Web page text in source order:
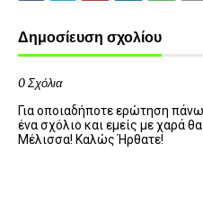
Δημοσίευση σχολίου
0 Σχόλια
Για οποιαδήποτε ερώτηση
ένα σχόλιο και εμείς με χαρά
Μέλισσα! Καλώς Ήρθατε!